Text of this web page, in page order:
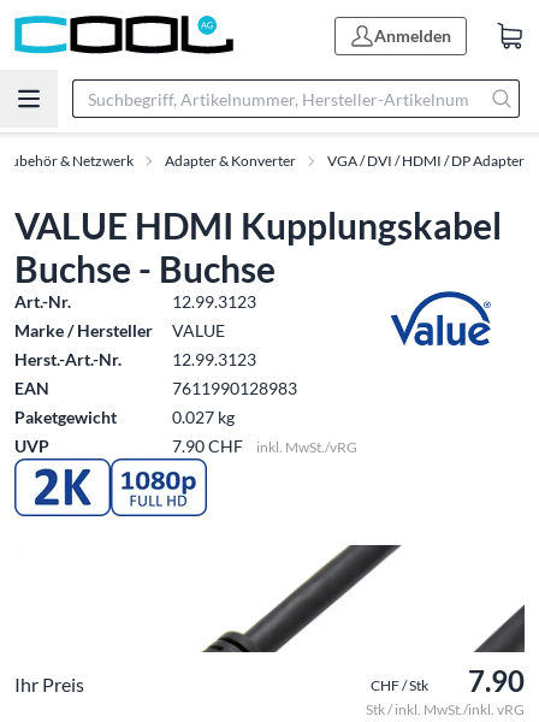
Anmelden
Zubehör & Netzwerk Adapter & Konverter VGA / DVI / HDMI / DP Adapter
VALUE HDMI Kupplungskabel
Buchse - Buchse
Art.-Nr.
12.99.3123
Marke / Hersteller
VALUE
Herst.-Art.-Nr.
12.99.3123
EAN
7611990128983
Paketgewicht
0.027 kg
UVP
7.90 CHF inkl. MwSt./vRG
Ihr Preis CHF / Stk 7.90
Stk / inkl. MwSt./inkl. vRG